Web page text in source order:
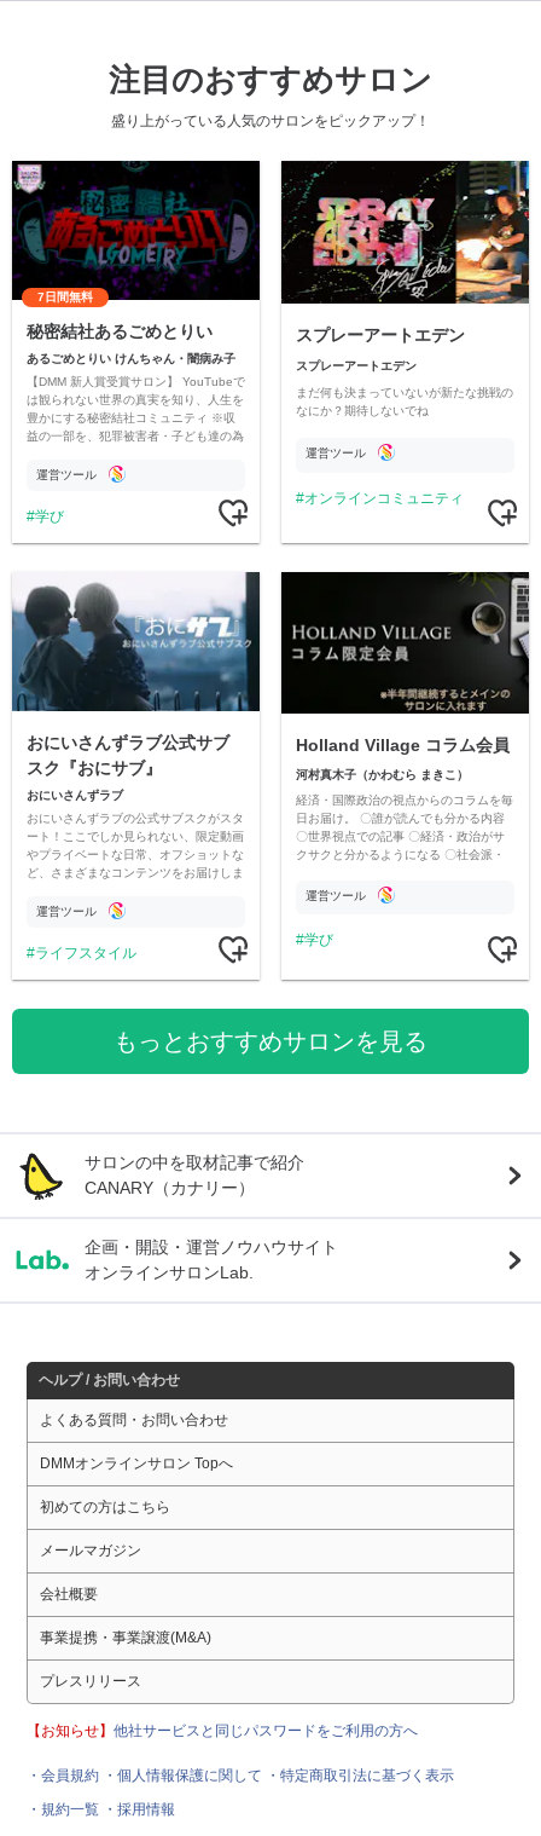
注目のおすすめサロン
盛り上がっている人気のサロンをピックアップ！
7日間無料
秘密結社あるごめとりい
あるごめとりい けんちゃん・闇病み子
【DMM 新人賞受賞サロン】 YouTubeで
は観られない世界の真実を知り、人生を
豊かにする秘密結社コミュニティ ※収
益の一部を、犯罪被害者・子ども達の為
す運営ツール
学び
スプレーアートエデン
スプレーアートエデン
まだ何も決まっていないが新たな挑戦の
なにか？期待しないでね
運営ツール
オンラインコミュニティ
おにいさんずラブ公式サブ
スク『おにサブ』
おにいさんずラブ
おにいさんずラブの公式サブスクがスタ
ート！ここでしか見られない、限定動画
やプライベートな日常、オフショットな
ど、さまざまなコンテンツをお届けしま
運営ツール
ライフスタイル
Holland Village コラム会員
河村真木子（かわむら まきこ）
経済・国際政治の視点からのコラムを毎
日お届け。 〇誰が読んでも分かる内容
〇世界視点での記事 〇経済・政治がサ
クサクと分かるようになる 〇社会派・
運営ツール
学び
もっとおすすめサロンを見る
サロンの中を取材記事で紹介
CANARY（カナリー）
企画・開設・運営ノウハウサイト
オンラインサロンLab.
ヘルプ / お問い合わせ
よくある質問・お問い合わせ
DMMオンラインサロン Topへ
初めての方はこちら
メールマガジン
会社概要
事業提携・事業譲渡(M&A)
プレスリリース
【お知らせ】他社サービスと同じパスワードをご利用の方へ
・会員規約 ・個人情報保護に関して
・特定商取引法に基づく表示
・規約一覧 ・採用情報